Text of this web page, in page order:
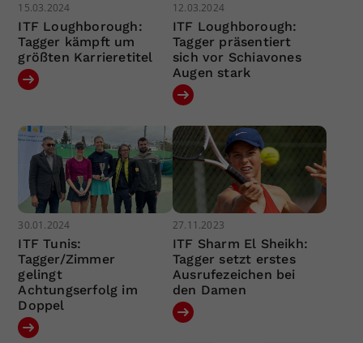
15.03.2024
ITF Loughborough:
Tagger kämpft um
größten Karrieretitel
12.03.2024
ITF Loughborough:
Tagger präsentiert
sich vor Schiavones
Augen stark
30.01.2024
ITF Tunis:
Tagger/Zimmer
gelingt
Achtungserfolg im
Doppel
27.11.2023
ITF Sharm El Sheikh:
Tagger setzt erstes
Ausrufezeichen bei
den Damen